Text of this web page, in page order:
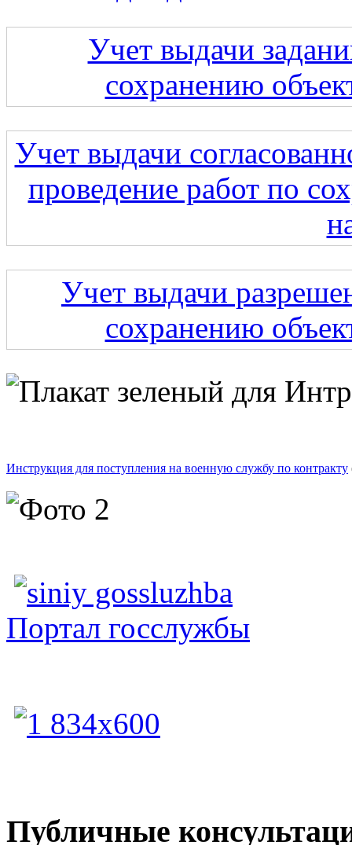
Учет выдачи
сохранению
Учет выдачи
проведение работ по
Учет выдачи
сохранению
Инструкция для поступления на военную службу по контракту
Портал госслужбы
Публичные